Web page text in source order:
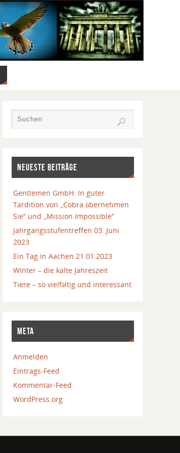
NEUESTE BEITRÄGE
Gentlemen GmbH: In guter
Tardition von „Cobra übernehmen
Sie“ und „Mission Impossible“
Jahrgangsstufentreffen 03. Juni
2023
Ein Tag in Aachen 21.01.2023
Winter – die kalte Jahreszeit
Tiere – so vielfältig und interessant
META
Anmelden
Eintrags-Feed
Kommentar-Feed
WordPress.org